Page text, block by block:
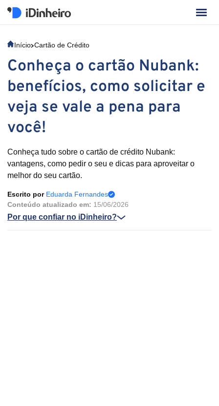
Início Cartão de Crédito
Conheça o cartão Nubank:
benefícios, como solicitar e
veja se vale a pena para
você!
Conheça tudo sobre o cartão de crédito Nubank:
vantagens, como pedir o seu e dicas para aproveitar o
melhor do seu cartão.
Escrito por Eduarda Fernandes
Conteúdo atualizado em: 15/06/2026
Por que confiar no iDinheiro?